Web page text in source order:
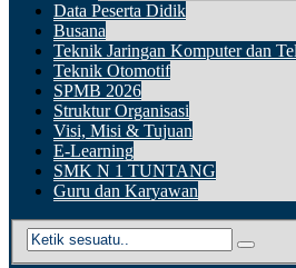
Data Peserta Didik
Busana
Teknik Jaringan Komputer dan
Teknik Otomotif
SPMB 2026
Struktur Organisasi
Visi, Misi & Tujuan
E-Learning
SMK N 1 TUNTANG
Guru dan Karyawan